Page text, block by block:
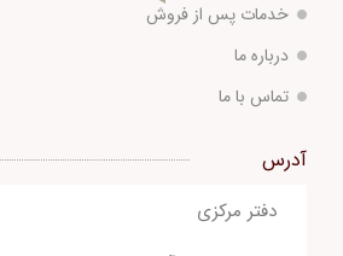
خدمات پس از فروش
درباره ما
تماس با ما
آدرس
دفتر مرکزی